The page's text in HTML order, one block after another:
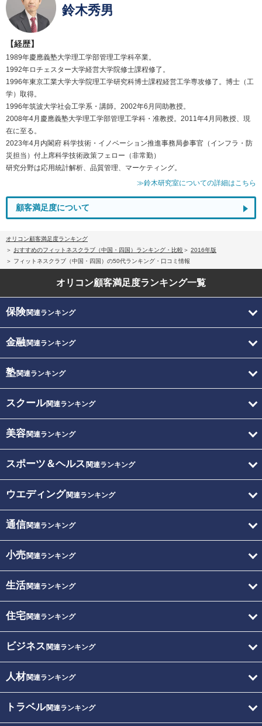
鈴木秀男
【経歴】
1989年慶應義塾大学理工学部管理工学科卒業。
1992年ロチェスター大学経営大学院修士課程修了。
1996年東京工業大学大学院理工学研究科博士課程経営工学専攻修了。博士（工
学）取得。
1996年筑波大学社会工学系・講師。2002年6月同助教授。
2008年4月慶應義塾大学理工学部管理工学科・准教授。2011年4月同教授、現
在に至る。
2023年4月内閣府 科学技術・イノベーション推進事務局参事官（インフラ・防
災担当）付上席科学技術政策フェロー（非常勤）
研究分野は応用統計解析、品質管理、マーケティング。
≫鈴木研究室についての詳細はこちら
顧客満足度について
オリコン顧客満足度ランキング
おすすめのフィットネスクラブ（中国・四国）ランキング・比較
2016年版
フィットネスクラブ（中国・四国）の50代ランキング・口コミ情報
オリコン顧客満足度ランキング一覧
保険関連ランキング
金融関連ランキング
塾関連ランキング
スクール関連ランキング
美容関連ランキング
スポーツ＆ヘルス 関連ランキング
ウエディング関連ランキング
通信関連ランキング
小売関連ランキング
生活関連ランキング
住宅関連ランキング
ビジネス 関連ランキング
人材関連ランキング
トラベル関連ランキング